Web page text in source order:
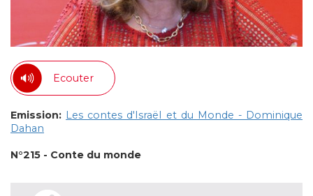
Ecouter
Emission: Les contes d'Israël et du Monde - Dominique
Dahan
N°215 - Conte du monde